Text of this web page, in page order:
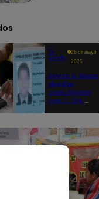
Te
ayudo
26 de mayo
2025
Revisa si tienes
deudas
consultando
con tu DNI: